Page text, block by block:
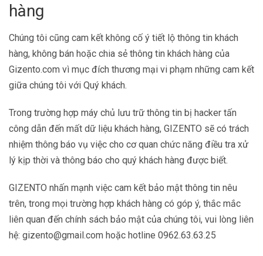
hàng
Chúng tôi cũng cam kết không cố ‎‎ý tiết lộ thông tin khách
hàng, không bán hoặc chia sẻ thông tin khách hàng của
Gizento.com vì mục đích thương mại vi phạm những cam kết
giữa chúng tôi với Qu‎ý khách.
Trong trường hợp máy chủ lưu trữ thông tin bị hacker tấn
công dẫn đến mất dữ liệu khách hàng, GIZENTO sẽ có trách
nhiệm thông báo vụ việc cho cơ quan chức năng điều tra xử
lý kịp thời và thông báo cho quý khách hàng được biết.
GIZENTO nhấn mạnh việc cam kết bảo mật thông tin nêu
trên, trong mọi trường hợp khách hàng có góp ‎ý, thắc mắc
liên quan đến chính sách bảo mật của chúng tôi, vui lòng liên
hệ: gizento@gmail.com hoặc hotline 0962.63.63.25